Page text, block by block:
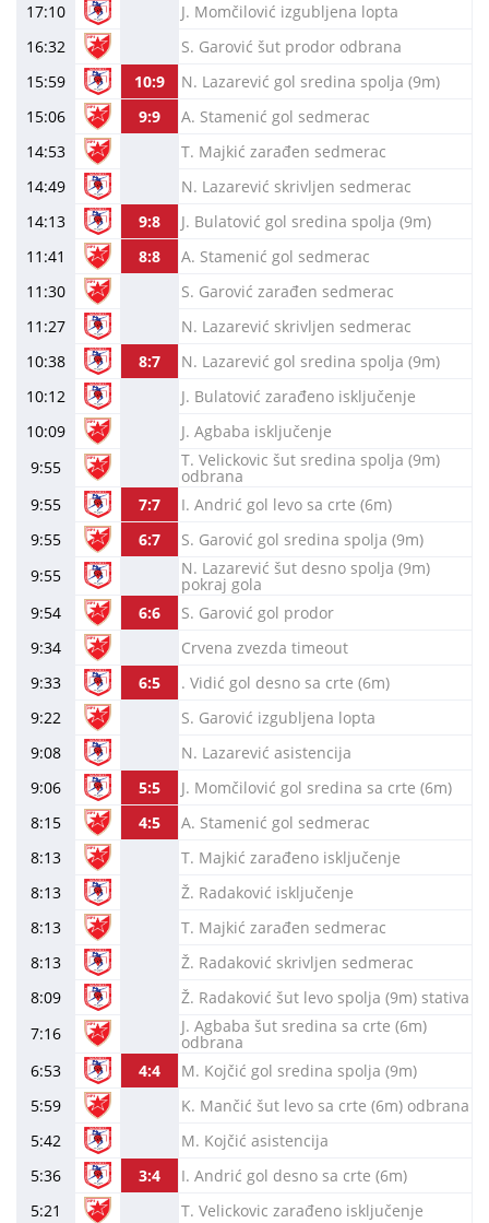
17:10
J. Momčilović izgubljena lopta
16:32
S. Garović šut prodor odbrana
15:59
10:9
N. Lazarević gol sredina spolja (9m)
15:06
9:9
A. Stamenić gol sedmerac
14:53
T. Majkić zarađen sedmerac
14:49
N. Lazarević skrivljen sedmerac
14:13
9:8
J. Bulatović gol sredina spolja (9m)
11:41
8:8
A. Stamenić gol sedmerac
11:30
S. Garović zarađen sedmerac
11:27
N. Lazarević skrivljen sedmerac
10:38
8:7
N. Lazarević gol sredina spolja (9m)
10:12
J. Bulatović zarađeno isključenje
10:09
J. Agbaba isključenje
9:55
T. Velickovic šut sredina spolja (9m)
odbrana
9:55
7:7
I. Andrić gol levo sa crte (6m)
9:55
6:7
S. Garović gol sredina spolja (9m)
9:55
N. Lazarević šut desno spolja (9m)
pokraj gola
9:54
6:6
S. Garović gol prodor
9:34
Crvena zvezda timeout
9:33
6:5
. Vidić gol desno sa crte (6m)
9:22
S. Garović izgubljena lopta
9:08
N. Lazarević asistencija
9:06
5:5
J. Momčilović gol sredina sa crte (6m)
8:15
4:5
A. Stamenić gol sedmerac
8:13
T. Majkić zarađeno isključenje
8:13
Ž. Radaković isključenje
8:13
T. Majkić zarađen sedmerac
8:13
Ž. Radaković skrivljen sedmerac
8:09
Ž. Radaković šut levo spolja (9m) stativa
7:16
J. Agbaba šut sredina sa crte (6m)
odbrana
6:53
4:4
M. Kojčić gol sredina spolja (9m)
5:59
K. Mančić šut levo sa crte (6m) odbrana
5:42
M. Kojčić asistencija
5:36
3:4
I. Andrić gol desno sa crte (6m)
5:21
T. Velickovic zarađeno isključenje